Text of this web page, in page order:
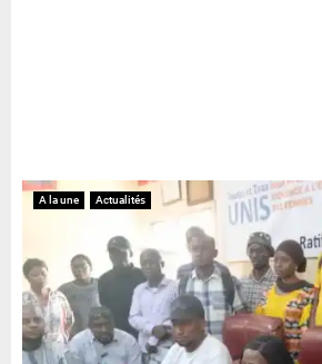
A la une Actualités